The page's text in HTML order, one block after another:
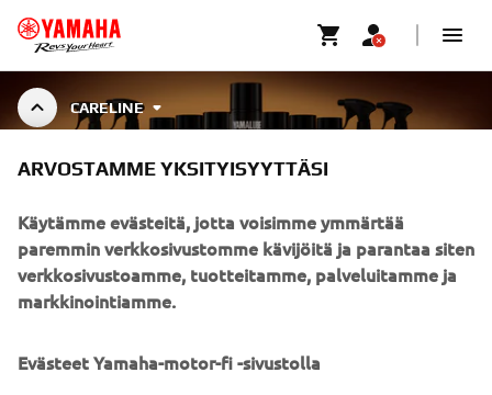
CARELINE
Specially developed cleaners, greases, and maintenance
fluids for Yamaha motorcycles, outboards, ATVs, and
ARVOSTAMME YKSITYISYYTTÄSI
Käytämme evästeitä, jotta voisimme ymmärtää
paremmin verkkosivustomme kävijöitä ja parantaa siten
verkkosivustoamme, tuotteitamme, palveluitamme ja
markkinointiamme.
Evästeet Yamaha-motor-fi -sivustolla